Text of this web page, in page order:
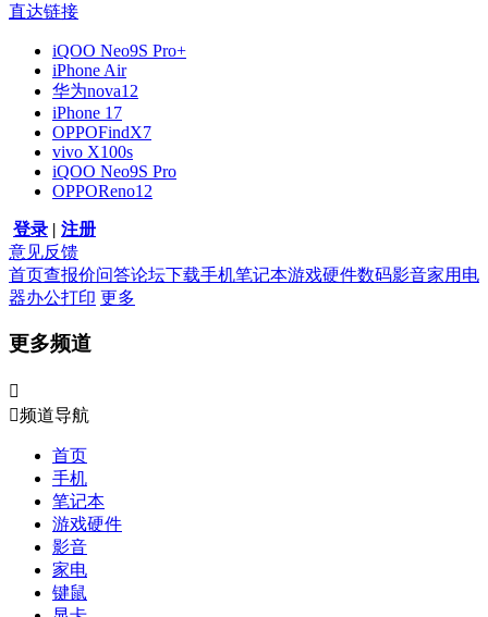
直达链接
iQOO Neo9S Pro+
iPhone Air
华为nova12
iPhone 17
OPPOFindX7
vivo X100s
iQOO Neo9S Pro
OPPOReno12
登录 | 注册
意见反馈
首页查报价问答论坛下载手机笔记本游戏硬件数码影音家用电
器办公打印 更多
更多频道

频道导航
首页
手机
笔记本
游戏硬件
影音
家电
键鼠